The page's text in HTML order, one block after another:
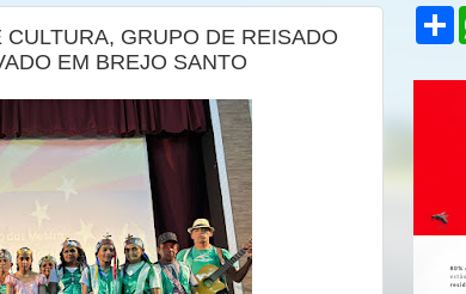
GRUPO DE REISADO
EM BREJO SANTO
S